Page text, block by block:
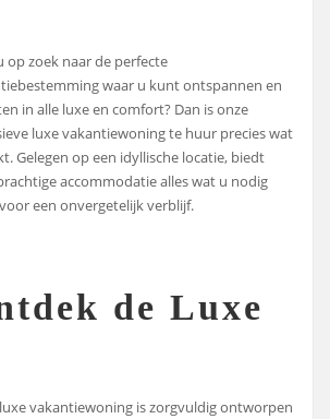
op zoek naar de perfecte
waar u kunt ontspannen en
in alle luxe en comfort? Dan is onze
luxe vakantiewoning te huur precies wat
Gelegen op een idyllische locatie, biedt
accommodatie alles wat u nodig
een onvergetelijk verblijf.
de Luxe
vakantiewoning is zorgvuldig ontworpen